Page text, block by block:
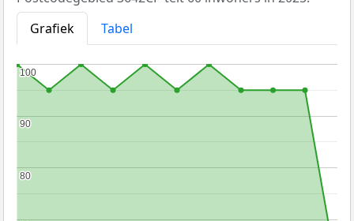
Grafiek
Tabel
80
80
90
90
100
100